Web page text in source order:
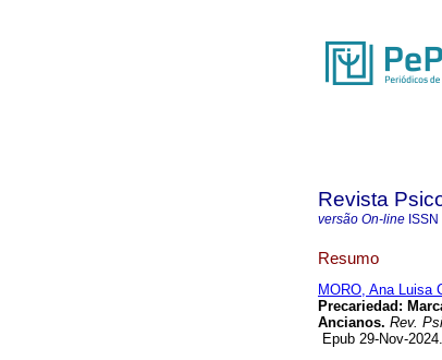
Revista
versão On-line ISSN
Resumo
MORO, Ana Luisa
Precariedad:
Ancianos. Rev.
Epub 29-Nov-